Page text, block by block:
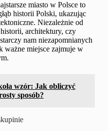
miasto w Polsce to
historii Polski, ukazując
Niezależnie od
architektury, czy
nam niezapomnianych
ważne miejsce zajmuje w
wzór: Jak obliczyć
sposób?